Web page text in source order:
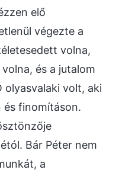
elő
végezte a
volna,
és a jutalom
olyasvalaki volt, aki
és finomításon.
Bár Péter nem
a